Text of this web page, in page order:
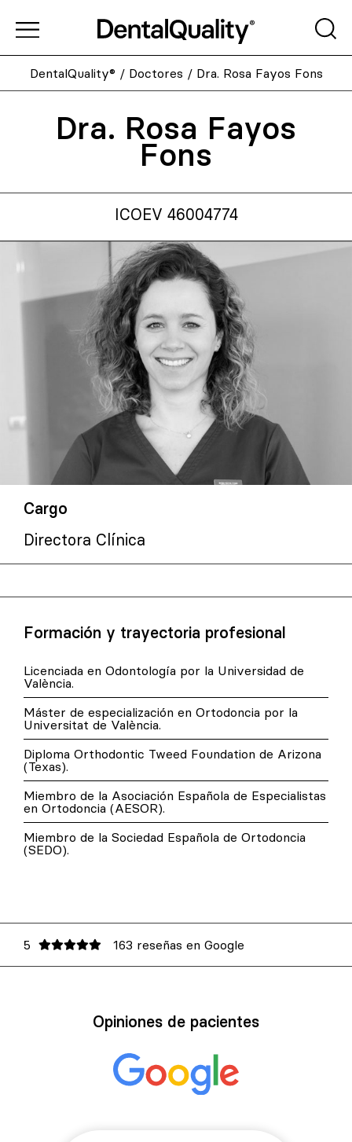
DentalQuality® / Doctores / Dra. Rosa Fayos Fons
Dra. Rosa Fayos
Fons
ICOEV 46004774
Cargo
Directora Clínica
Formación y trayectoria profesional
Licenciada en Odontología por la Universidad de
València.
Máster de especialización en Ortodoncia por la
Universitat de València.
Diploma Orthodontic Tweed Foundation de Arizona
(Texas).
Miembro de la Asociación Española de Especialistas
en Ortodoncia (AESOR).
Miembro de la Sociedad Española de Ortodoncia
(SEDO).
5 163 reseñas en Google
Opiniones de pacientes